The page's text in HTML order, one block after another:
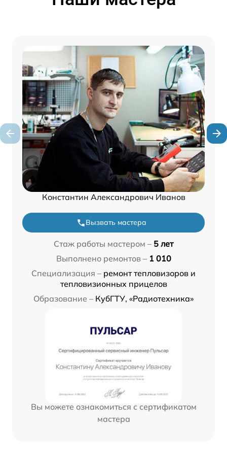
Константин Александрович Иванов
Вызвать мастера
Стаж работы мастером – 5 лет
Выполнено ремонтов – 1 010
Специализация – ремонт тепловизоров и
тепловизионных прицелов
Образование – КубГТУ, «Радиотехника»
Вы можете ознакомиться с сертификатом
мастера